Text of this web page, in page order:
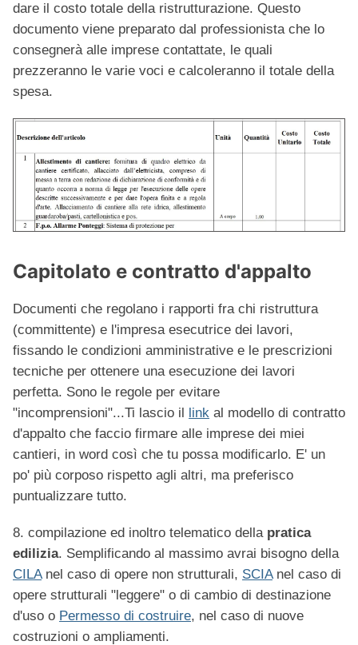
dare il costo totale della ristrutturazione. Questo
documento viene preparato dal professionista che lo
consegnerà alle imprese contattate, le quali
prezzeranno le varie voci e calcoleranno il totale della
spesa.
Capitolato e contratto d'appalto
Documenti che regolano i rapporti fra chi ristruttura
(committente) e l'impresa esecutrice dei lavori,
fissando le condizioni amministrative e le prescrizioni
tecniche per ottenere una esecuzione dei lavori
perfetta. Sono le regole per evitare
"incomprensioni"...Ti lascio il link al modello di contratto
d'appalto che faccio firmare alle imprese dei miei
cantieri, in word così che tu possa modificarlo. E' un
po' più corposo rispetto agli altri, ma preferisco
puntualizzare tutto.
8. compilazione ed inoltro telematico della pratica
edilizia. Semplificando al massimo avrai bisogno della
CILAnel caso di opere non strutturali, SCIAnel caso di
opere strutturali "leggere" o di cambio di destinazione
d'uso o Permesso di costruire, nel caso di nuove
costruzioni o ampliamenti.